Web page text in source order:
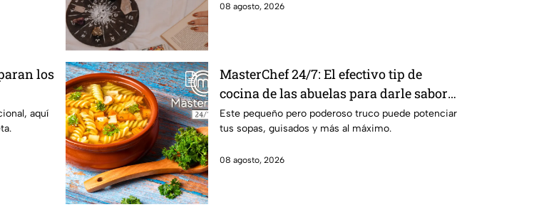
08 agosto, 2026
los
aquí
MasterChef 24/7: El efectivo tip de
cocina de las abuelas para darle sabor
extra al caldillo
Este pequeño pero poderoso truco puede potenciar
tus sopas, guisados y más al máximo.
08 agosto, 2026